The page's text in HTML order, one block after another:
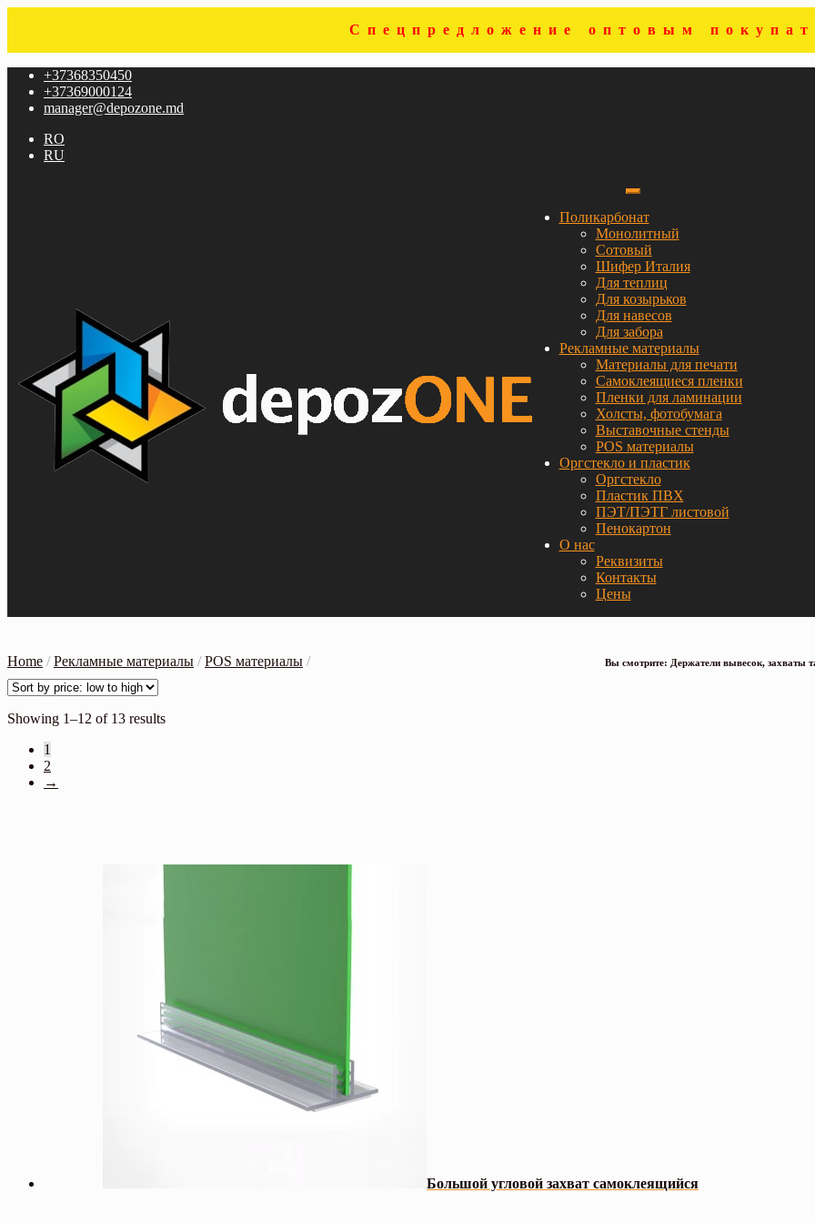
Спецпредложение оптовым
Перейти
навигации
Перейти
содержимому
+37368350450
+37369000124
manager@depozone.md
RO
RU
Поликарбонат
Монолитный
Сотовый
Шифер Италия
Для теплиц
Для козырьков
Для навесов
Для забора
Рекламные материалы
Материалы для печати
Самоклеящиеся пленки
Пленки для ламинации
Холсты, фотобумага
Выставочные стенды
POS материалы
Оргстекло и пластик
Оргстекло
Пластик ПВХ
ПЭТ/ПЭТГ листовой
Пенокартон
О нас
Реквизиты
Контакты
Цены
Вы смотрите: Держатели вывесок, захваты
Home /Рекламные материалы /POS материалы /
Showing 1–12 of 13 results
1
2
→
Большой угловой захват cамоклеящийся